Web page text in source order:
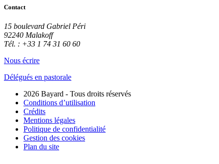
Contact
15 boulevard Gabriel Péri
92240 Malakoff
Tél. : +33 1 74 31 60 60
Nous écrire
Délégués en pastorale
2026 Bayard - Tous droits réservés
Conditions d’utilisation
Crédits
Mentions légales
Politique de confidentialité
Gestion des cookies
Plan du site